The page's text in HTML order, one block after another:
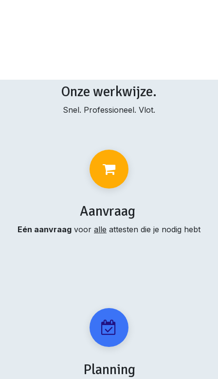
Onze werkwijze.
Snel. Professioneel. Vlot.
Aanvraag
Eén aanvraag voor alle attesten die je nodig hebt
Planning